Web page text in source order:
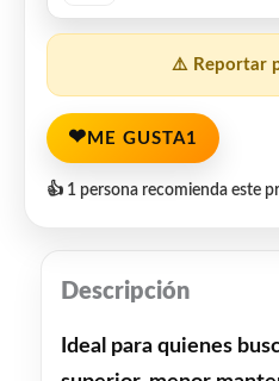
⚠️ Reportar
❤ ME GUSTA1
👍 1 persona recomienda este
Descripción
Ideal para quienes